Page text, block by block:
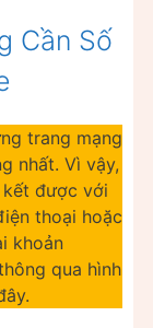
Cần Số
trang mạng
nhất. Vì vậy,
kết được với
thoại hoặc
khoản
qua hình